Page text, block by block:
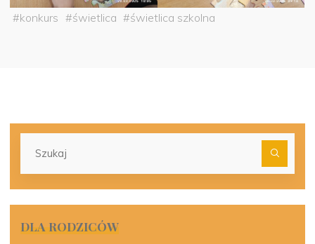
#konkurs #świetlica #świetlica szkolna
DLA RODZICÓW